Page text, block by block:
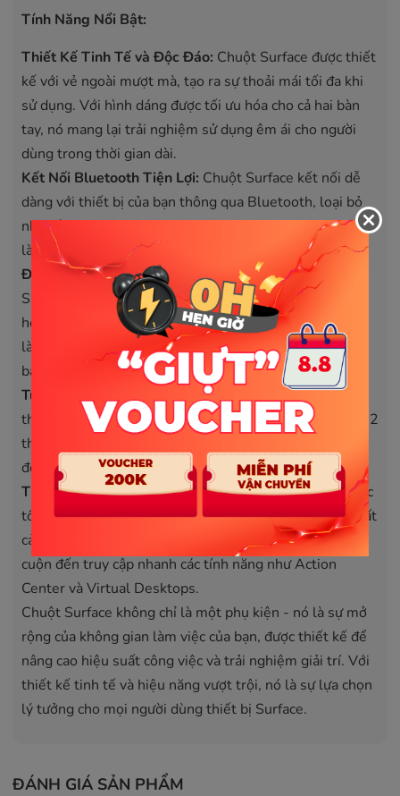
Tính Năng Nổi Bật:
Thiết Kế Tinh Tế và Độc Đáo: Chuột Surface được thiết
kế với vẻ ngoài mượt mà, tạo ra sự thoải mái tối đa khi
sử dụng. Với hình dáng được tối ưu hóa cho cả hai bàn
tay, nó mang lại trải nghiệm sử dụng êm ái cho người
dùng trong thời gian dài.
Kết Nối Bluetooth Tiện Lợi: Chuột Surface kết nối dễ
dàng với thiết bị của bạn thông qua Bluetooth, loại bỏ
nhu cầu cho dây cáp rườm rà và giải phóng không gian
làm việc của bạn.
Độ Phản Hồi Cao:Với công nghệ BlueTrack, chuột
Surface cung cấp khả năng theo dõi chính xác trên hầu
hết các bề mặt, từ bàn làm việc đến sofa hoặc thậm chí
là thảm, cho phép bạn làm việc một cách linh hoạt từ
bất kỳ đâu.
Tuổi Thọ Pin Dài Lâu:Được thiết kế để tối ưu hóa tuổi
thọ pin, chuột Surface cho phép bạn làm việc lên đến 12
tháng với một lần thay pin, giúp bạn giảm thiểu sự gián
đoạn do phải sạc hoặc thay pin thường xuyên.
Tích Hợp Hoàn Hảo với Windows:Chuột Surface được
tối ưu hóa để làm việc mượt mà với Windows, hỗ trợ tất
cả các cử chỉ và chức năng của hệ điều hành, từ cử chỉ
cuộn đến truy cập nhanh các tính năng như Action
Center và Virtual Desktops.
Chuột Surface không chỉ là một phụ kiện - nó là sự mở
rộng của không gian làm việc của bạn, được thiết kế để
nâng cao hiệu suất công việc và trải nghiệm giải trí. Với
thiết kế tinh tế và hiệu năng vượt trội, nó là sự lựa chọn
lý tưởng cho mọi người dùng thiết bị Surface.
ĐÁNH GIÁ SẢN PHẨM